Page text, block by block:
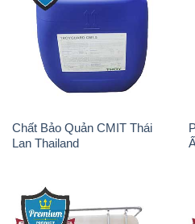
Chất Bảo Quản CMIT Thái
Lan Thailand